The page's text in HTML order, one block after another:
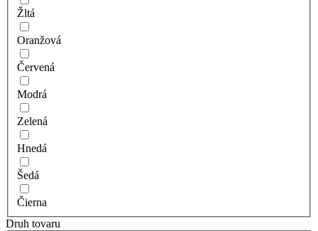
Žltá
Oranžová
Červená
Modrá
Zelená
Hnedá
Šedá
Čierna
Druh tovaru